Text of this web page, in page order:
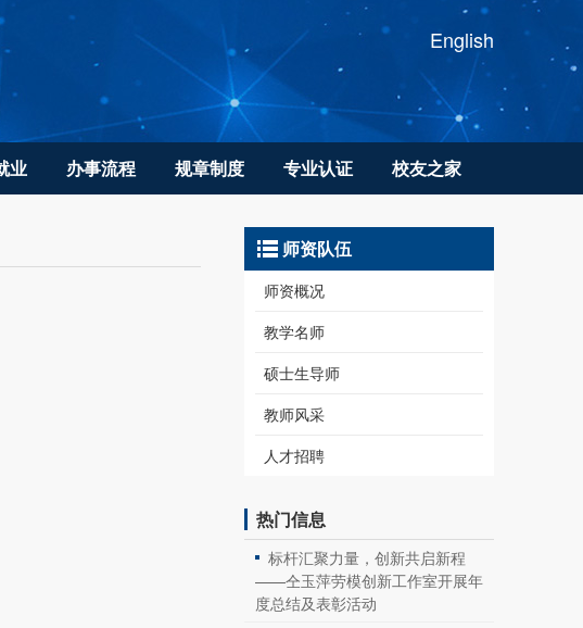
English
业 办事流程 规章制度 专业认证 校友之家
师资队伍
师资概况
教学名师
硕士生导师
教师风采
人才招聘
热门信息
标杆汇聚力量，创新共启新程
——仝玉萍劳模创新工作室开展年
度总结及表彰活动